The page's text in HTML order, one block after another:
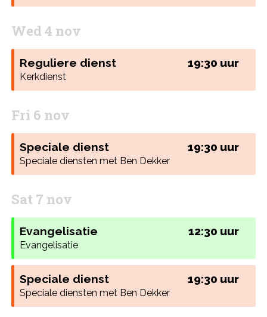
Wed 4 nov
Reguliere dienst 19:30 uur
Kerkdienst
Fri 6 nov
Speciale dienst 19:30 uur
Speciale diensten met Ben Dekker
Sat 7 nov
Evangelisatie 12:30 uur
Evangelisatie
Speciale dienst 19:30 uur
Speciale diensten met Ben Dekker